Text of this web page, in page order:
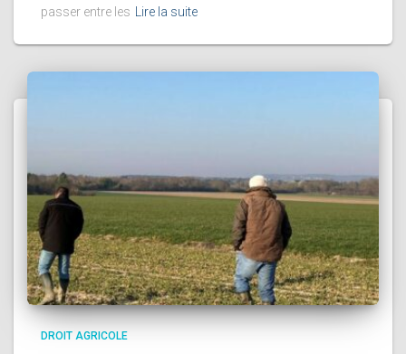
passer entre les
Lire la suite
DROIT AGRICOLE